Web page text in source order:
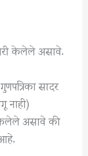
केलेले असावे.
सादर
केलेले असावे की